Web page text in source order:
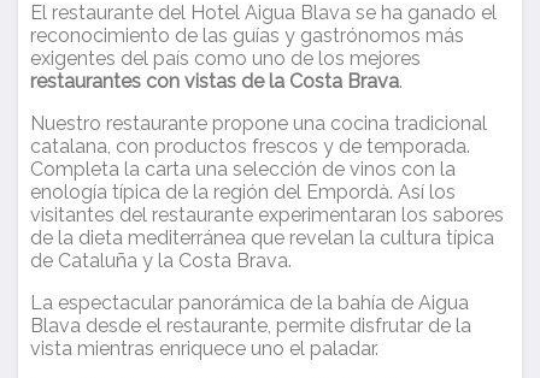
El restaurante del Hotel Aigua Blava se ha ganado el
reconocimiento de las guías y gastrónomos más
exigentes del país como uno de los mejores
restaurantes con vistas de la Costa Brava.
Nuestro restaurante propone una cocina tradicional
catalana, con productos frescos y de temporada.
Completa la carta una selección de vinos con la
enología típica de la región del Empordà. Así los
visitantes del restaurante experimentaran los sabores
de la dieta mediterránea que revelan la cultura típica
de Cataluña y la Costa Brava.
La espectacular panorámica de la bahía de Aigua
Blava desde el restaurante, permite disfrutar de la
vista mientras enriquece uno el paladar.
Técnicas y funcionales
Siempre activas
Este sitio web utiliza Cookies propias para recopilar
información con la finalidad de mejorar nuestros servicios.
Si continua navegando, supone la aceptación de la
instalación de las mismas. El usuario tiene la posibilidad
de configurar su navegador pudiendo, si así lo desea,
impedir que sean instaladas en su disco duro, aunque
deberá tener en cuenta que dicha acción podrá ocasionar
dificultades de navegación de la página web.
Analíticas y personalización
Permiten realizar el seguimiento y análisis del
comportamiento de los usuarios de este sitio web. La
información recogida mediante este tipo de cookies se